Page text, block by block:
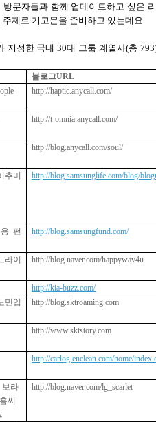
문자들과 함께 업데이트하고 싶은
제로 기고문을 준비하고 있는데요.
지정한 국내 30대 그룹 계열사(총
블로그URL
http://haptic.anycall.com/
http://t-omnia.anycall.com/
http://blog.anycall.com/soul/
추미
http://blog.samsunglife.com/blog/
펀
http://blog.samsungfund.com/
라이
http://blog.naver.com/happyway4u
http://kia-buzz.com/
민 입
http://blog.sktroaming.com
http://www.sktstory.com
http://carlog.enclean.com/home/
라-
홈씨
http://blog.naver.com/lg_scarlet